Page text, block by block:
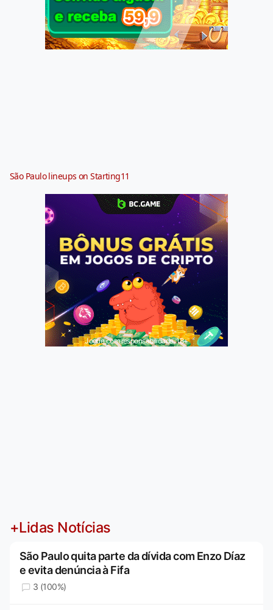
São Paulo lineups on Starting11
Jogue com responsabilidade. 18+
+Lidas Notícias
São Paulo quita parte da dívida com Enzo Díaz
e evita denúncia à Fifa
3 (100%)